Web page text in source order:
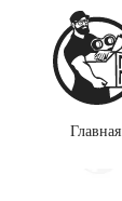
Главная